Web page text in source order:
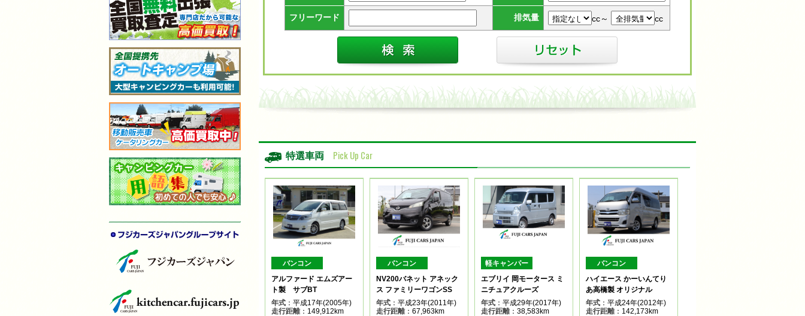
フリーワード 排気量 cc～ cc
特選車両 Pick Up Car
バンコン
アルファード エムズアー
ト製 サブBT
年式 ：平成17年(2005年)
走行距離：149,912km
バンコン
NV200バネット アネック
ス ファミリーワゴンSS
年式 ：平成23年(2011年)
走行距離：67,963km
軽キャンパー
エブリイ 岡モータース ミ
ニチュアクルーズ
年式 ：平成29年(2017年)
走行距離：38,583km
バンコン
ハイエース かーいんてり
あ高橋製 オリジナル
年式 ：平成24年(2012年)
走行距離：142,173km